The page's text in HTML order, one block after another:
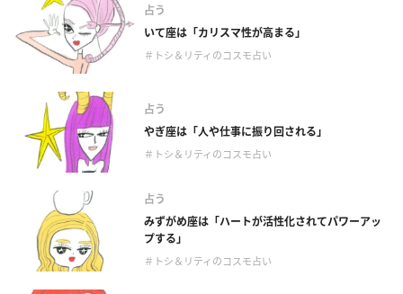
占う
いて座は「カリスマ性が高まる」
＃トシ＆リティのコスモ占い
占う
やぎ座は「人や仕事に振り回される」
＃トシ＆リティのコスモ占い
占う
みずがめ座は「ハートが活性化されてパワーアッ
プする」
＃トシ＆リティのコスモ占い